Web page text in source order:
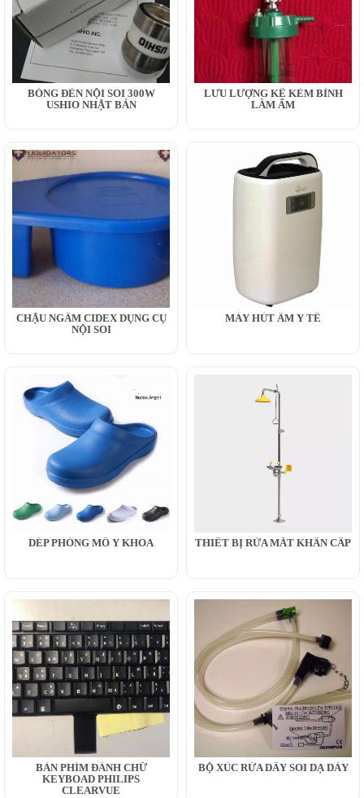
BÓNG ĐÈN NỘI SOI 300W
USHIO NHẬT BẢN
LƯU LƯỢNG KẾ KÈM BÌNH
LÀM ẨM
CHẬU NGÂM CIDEX DỤNG CỤ
NỘI SOI
MÁY HÚT ẨM Y TẾ
DÉP PHÒNG MỔ Y KHOA THIẾT BỊ RỬA MẮT KHẨN CẤP
BÀN PHÍM ĐÁNH CHỮ
KEYBOAD PHILIPS
CLEARVUE
BỘ XÚC RỬA DÂY SOI DẠ DÀY